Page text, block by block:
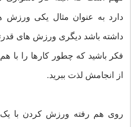
دارد به عنوان مثال یکی
داشته باشد دیگری ورزش های
فکر باشید که چطور کارها را با
از انجامش لذت ببرید.
روی هم رفته ورزش کردن با یک